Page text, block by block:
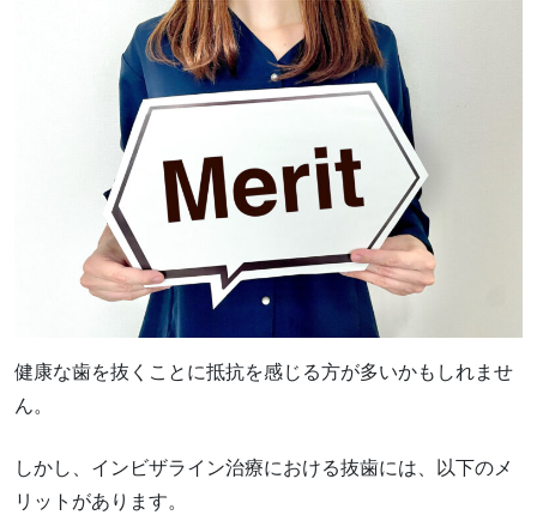
健康な歯を抜くことに抵抗を感じる方が多いかもしれませ
ん。
しかし、インビザライン治療における抜歯には、以下のメ
リットがあります。